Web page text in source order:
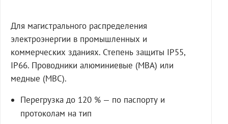
Для магистрального распределения
электроэнергии в промышленных и
коммерческих зданиях. Степень защиты IP55,
IP66. Проводники алюминиевые (МВА) или
медные (МВС).
Перегрузка до 120 % — по паспорту и
протоколам на тип